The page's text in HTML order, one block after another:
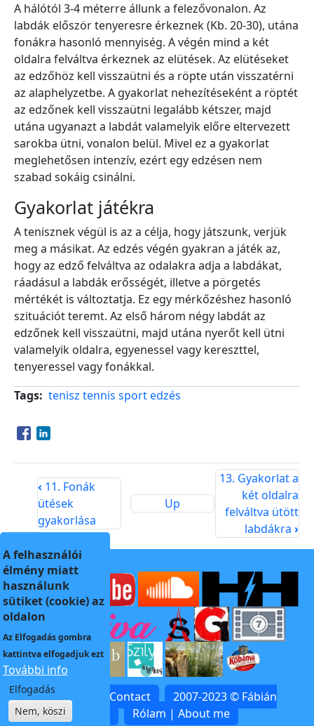
A hálótól 3-4 méterre állunk a felezővonalon. Az
labdák először tenyeresre érkeznek (Kb. 20-30), utána
fonákra hasonló mennyiség. A végén mind a két
oldalra felváltva érkeznek az elütések. Az elütéseket
az edzőhöz kell visszaütni és a röpte után visszatérni
az alaphelyzetbe. A gyakorlat nehezítéseként a röptét
az edzőnek kell visszaütni legalább kétszer, majd
utána ugyanazt a labdát valamelyik előre eltervezett
sarokba ütni, vonalon belül. Mivel ez a gyakorlat
meglehetősen intenzív, ezért egy edzésen nem
szabad sokáig csinálni.
Gyakorlat játékra
A tenisznek végül is az a célja, hogy játszunk, verjük
meg a másikat. Az edzés végén gyakran a játék az,
hogy az edző felváltva az odalakra adja a labdákat,
ráadásul a labdák erősségét, illetve a pörgetés
mértékét is változtatja. Ez egy mérkőzéshez hasonló
szituációt teremt. Az első három négy labdát az
edzőnek kell visszaütni, majd utána nyerőt kell ütni
valamelyik oldalra, egyenessel vagy kereszttel,
tenyeressel vagy fonákkal.
Tags tenisz tennis sportedzés
Opens in a new window
Opens in a new window
‹ 11. Fonák
ütések
gyakorlása
Up
13. Gyakorlat a
két oldalra
felváltva ütött
labdákra›
Kapcsolat | Contact
2007-2023 © Fábián
Rólam | About me
A felhasználói
élmény miatt
használunk
sütiket (cookie) az
oldalon
Az Elfogadásgombra
kattintva elfogadjuk ezt
További info
Elfogadás
Nem, köszi